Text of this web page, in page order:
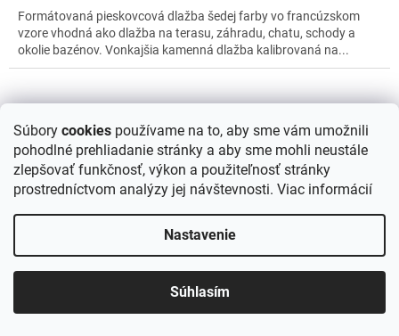
Súbory cookies používame na to, aby sme vám umožnili
pohodlné prehliadanie stránky a aby sme mohli neustále
zlepšovať funkčnosť, výkon a použiteľnosť stránky
prostredníctvom analýzy jej návštevnosti. Viac informácií
Nastavenie
Súhlasím
Formátovaná pieskovcová dlažba šedej farby vo francúzskom
vzore vhodná ako dlažba na terasu, záhradu, chatu, schody a
okolie bazénov. Vonkajšia kamenná dlažba kalibrovaná na...